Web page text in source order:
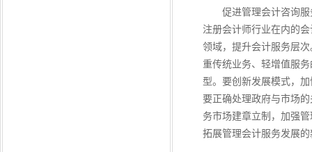
促进管理会计咨询服务
注册会计师行业在内的
领域，提升会计服务层
重传统业务、轻增值服
型。要创新发展模式，
要正确处理政府与市场
务市场建章立制，加强
拓展管理会计服务发展